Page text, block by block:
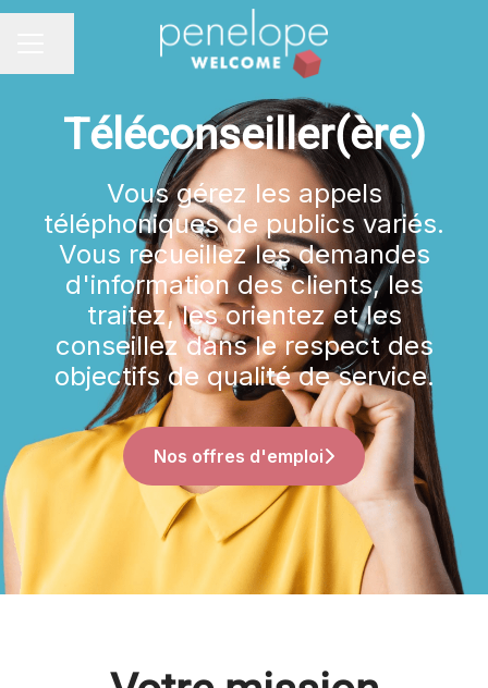
Partager la page
Téléconseiller(ère)
Vous gérez les appels
téléphoniques de publics variés.
Vous recueillez les demandes
d'information des clients, les
traitez, les orientez et les
conseillez dans le respect des
objectifs de qualité de service.
Nos offres d'emploi